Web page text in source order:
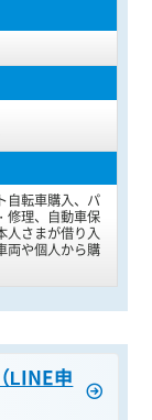
自転車購入、パ
修理、自動車保
人さまが借り入
両や個人から購
LINE申